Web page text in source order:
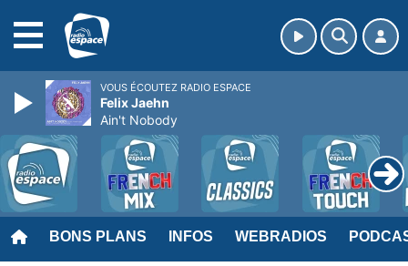
BONS PLANS INFOS WEBRADIOS
VOUS ÉCOUTEZ RADIO ESPACE
Felix Jaehn
Ain't Nobody